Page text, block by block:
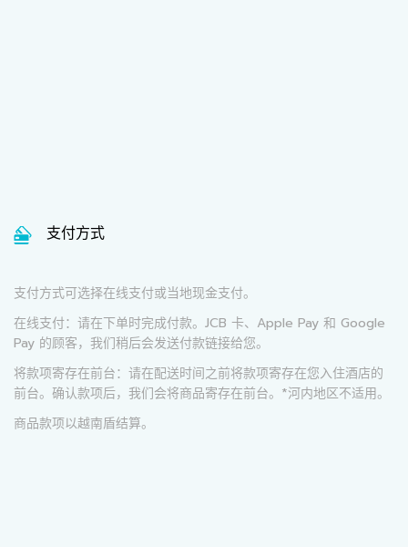
支付方式
支付方式可选择在线支付或当地现金支付。
在线支付：请在下单时完成付款。JCB 卡、Apple Pay 和 Google
Pay 的顾客，我们稍后会发送付款链接给您。
将款项寄存在前台：请在配送时间之前将款项寄存在您入住酒店的
前台。确认款项后，我们会将商品寄存在前台。*河内地区不适用。
商品款项以越南盾结算。